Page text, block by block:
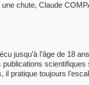
chute, Claude
jusqu’à l’âge de 18
publications
il pratique toujours